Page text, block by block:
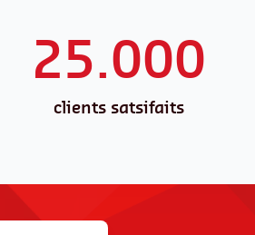
25.000
clients satsifaits